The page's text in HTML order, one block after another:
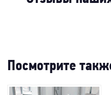
Посмотрите